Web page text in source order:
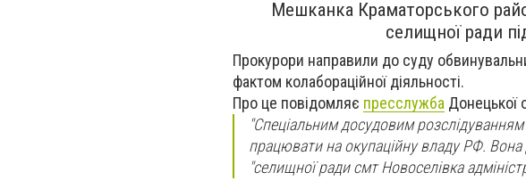
Мешканка Краматорського
селищної ради
Прокурори направили до суду
фактом колабораційної діяльності.
Про це повідомляє пресслужба Донецької
"Спеціальним досудовим
працювати на окупаційну владу РФ. Вона
"селищної ради смт Новоселівка